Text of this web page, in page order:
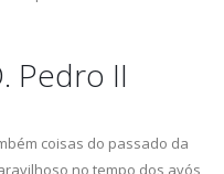
Pedro II
coisas do passado da
no tempo dos avós